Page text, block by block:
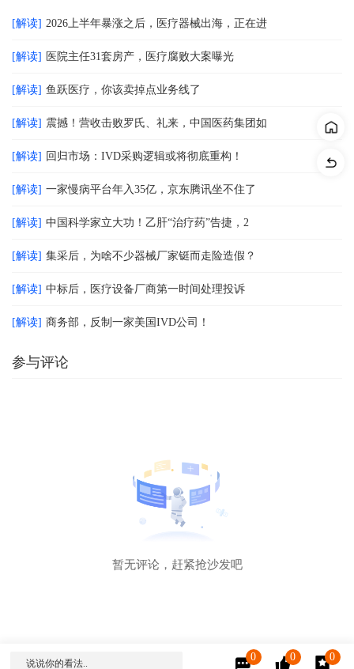
说说你的看法..
0
0
0
[解读] 2026上半年暴涨之后，医疗器械出海，正在进
[解读] 医院主任31套房产，医疗腐败大案曝光
[解读] 鱼跃医疗，你该卖掉点业务线了
[解读] 震撼！营收击败罗氏、礼来，中国医药集团如
[解读] 回归市场：IVD采购逻辑或将彻底重构！
[解读] 一家慢病平台年入35亿，京东腾讯坐不住了
[解读] 中国科学家立大功！乙肝“治疗药”告捷，2
[解读] 集采后，为啥不少器械厂家铤而走险造假？
[解读] 中标后，医疗设备厂商第一时间处理投诉
[解读] 商务部，反制一家美国IVD公司！
参与评论
暂无评论，赶紧抢沙发吧